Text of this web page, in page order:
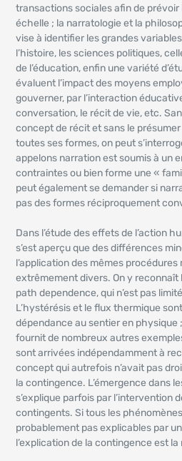
transactions sociales afin de
échelle ; la narratologie et la
vise à identifier les grandes
l’histoire, les sciences politiques,
de l’éducation, enfin une variété
évaluent l’impact des moyens
gouverner, par l’interaction
conversation, le récit de vie, etc.
concept de récit et sans le
toutes ses formes, on peut
appelons narration est soumis à un
contraintes ou bien forme une «
peut également se demander si
pas des formes réciproquement
Dans l’étude des effets de l’action
s’est aperçu que des différences
l’application des mêmes
extrêmement divers. On y reconnaît
path dependence, qui n’est pas
L’hystérésis et le flux thermique
dépendance au sentier en physique
fournit de nombreux autres
sont arrivées indépendamment à
concept qui autrefois n’avait pas
la contingence. L’émergence dans
s’explique parfois par l’intervention
contingents. Si tous les
probablement pas explicables par
l’explication de la contingence est